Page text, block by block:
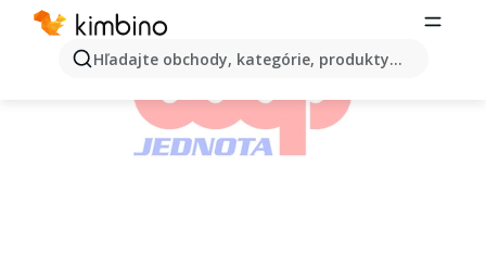
Hľadajte obchody, kategórie, produkty...